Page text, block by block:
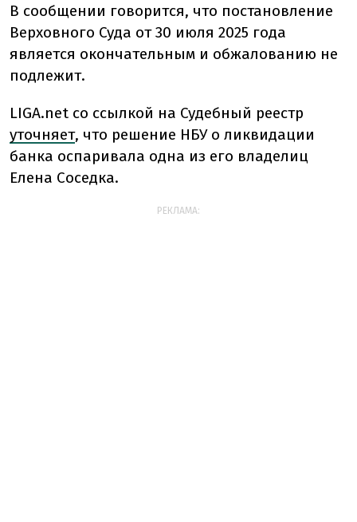
В сообщении говорится, что постановление
Верховного Суда от 30 июля 2025 года
является окончательным и обжалованию не
подлежит.
LIGA.net со ссылкой на Судебный реестр
уточняет, что решение НБУ о ликвидации
банка оспаривала одна из его владелиц
Елена Соседка.
РЕКЛАМА: